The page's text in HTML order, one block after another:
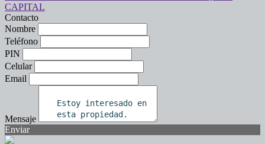
Contacto
Nombre
Teléfono
PIN
Celular
Email
Mensaje
Enviar